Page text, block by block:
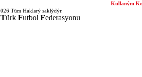
Tüm Haklarý saklýdýr.
Türk Futbol Federasyonu
Kullaným